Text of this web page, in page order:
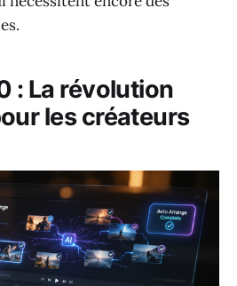
: La révolution
les créateurs